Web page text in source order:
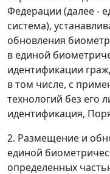
Федерации (далее -
система),
обновления
в единой
идентификации
в том числе, с
технологий без его
идентификация,
2. Размещение и
единой
определенных